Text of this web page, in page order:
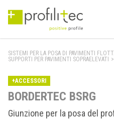
SISTEMI PER LA POSA DI PAVIMENTI
SUPPORTI PER PAVIMENTI SOPRAELEVATI
>
+ACCESSORI
BORDERTEC BSRG
Giunzione per la posa del